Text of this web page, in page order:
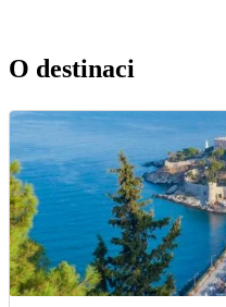
O destinaci